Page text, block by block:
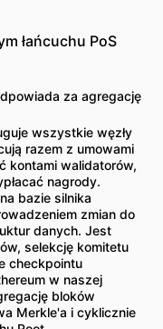
łańcuchu PoS
za agregację
wszystkie węzły
razem z umowami
kontami walidatorów,
nagrody.
bazie silnika
zmian do
danych. Jest
selekcję komitetu
checkpointu
w naszej
bloków
Merkle'a i cyklicznie